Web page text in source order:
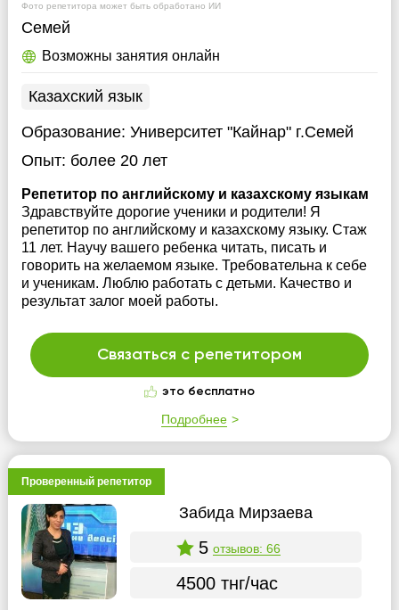
Фото репетитора может быть обработано ИИ
Семей
Возможны занятия онлайн
Казахский язык
Образование: Университет "Кайнар" г.Семей
Опыт: более 20 лет
Репетитор по английскому и казахскому языкам
Здравствуйте дорогие ученики и родители! Я
репетитор по английскому и казахскому языку. Стаж
11 лет. Научу вашего ребенка читать, писать и
говорить на желаемом языке. Требовательна к себе
и ученикам. Люблю работать с детьми. Качество и
результат залог моей работы.
Связаться с репетитором
это бесплатно
Подробнее
Проверенный репетитор
Забида Мирзаева
5 отзывов: 66
4500 тнг/час